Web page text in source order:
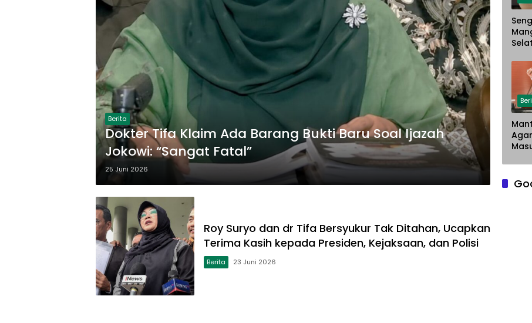
Berita
Dokter Tifa Klaim Ada Barang Bukti Baru Soal Ijazah
Jokowi: “Sangat Fatal”
25 Juni 2026
Roy Suryo dan dr Tifa Bersyukur Tak Ditahan, Ucapkan
Terima Kasih kepada Presiden, Kejaksaan, dan Polisi
Berita 23 Juni 2026